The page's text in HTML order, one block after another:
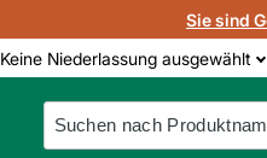
Sie sind
Keine Niederlassung ausgewählt